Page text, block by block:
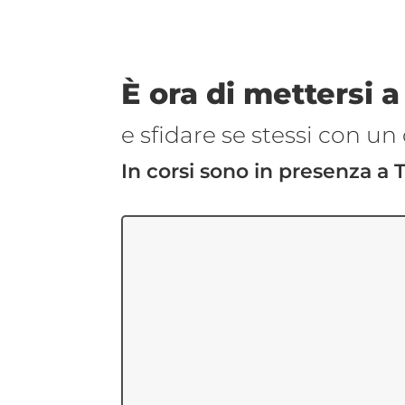
È ora di mettersi
e sfidare se stessi con
In corsi sono in presenza a